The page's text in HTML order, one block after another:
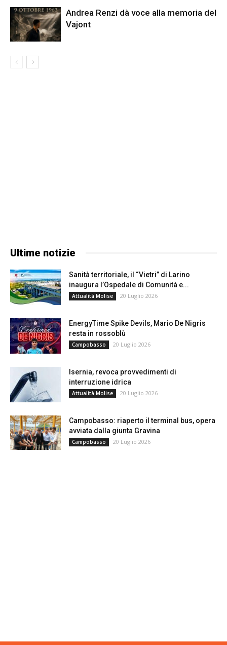
Andrea Renzi dà voce alla memoria del
Vajont
Ultime notizie
Sanità territoriale, il “Vietri” di Larino
inaugura l’Ospedale di Comunità e...
Attualità Molise 20 Luglio 2026
EnergyTime Spike Devils, Mario De Nigris
resta in rossoblù
Campobasso 20 Luglio 2026
Isernia, revoca provvedimenti di
interruzione idrica
Attualità Molise 20 Luglio 2026
Campobasso: riaperto il terminal bus, opera
avviata dalla giunta Gravina
Campobasso 20 Luglio 2026